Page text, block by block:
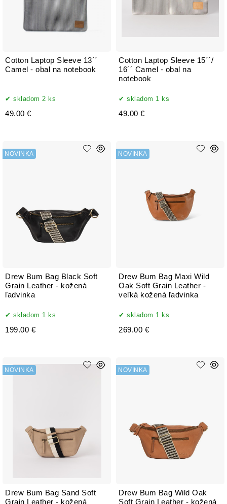
Cotton Laptop Sleeve 13´´
Camel - obal na notebook
skladom 2 ks
49.00 €
Cotton Laptop Sleeve 15´´/
16´´ Camel - obal na
notebook
skladom 1 ks
49.00 €
Drew Bum Bag Black Soft
Grain Leather - kožená
ľadvinka
NOVINKA
skladom 1 ks
199.00 €
Drew Bum Bag Maxi Wild
Oak Soft Grain Leather -
veľká kožená ľadvinka
NOVINKA
skladom 1 ks
269.00 €
Drew Bum Bag Sand Soft
Grain Leather - kožená
NOVINKA
Drew Bum Bag Wild Oak
Soft Grain Leather - kožená
NOVINKA